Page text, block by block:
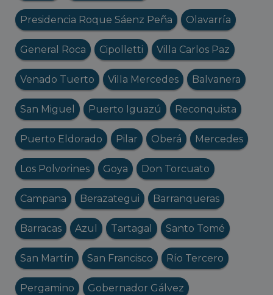
Presidencia Roque Sáenz Peña Olavarría
General Roca Cipolletti Villa Carlos Paz
Venado Tuerto Villa Mercedes Balvanera
San Miguel Puerto Iguazú Reconquista
Puerto Eldorado Pilar Oberá Mercedes
Los Polvorines Goya Don Torcuato
Campana Berazategui Barranqueras
Barracas Azul Tartagal Santo Tomé
San Martín San Francisco Río Tercero
Pergamino Gobernador Gálvez